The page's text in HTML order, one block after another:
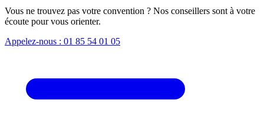
Vous ne trouvez pas votre convention ? Nos conseillers sont à votre
écoute pour vous orienter.
Appelez-nous : 01 85 54 01 05